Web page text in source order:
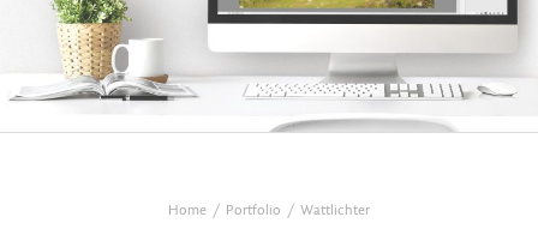
Home Portfolio Wattlichter